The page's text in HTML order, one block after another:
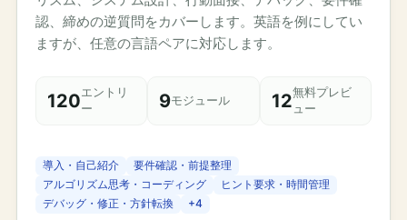
認、締めの逆質問をカバーします。英語を例にしてい
ますが、任意の言語ペアに対応します。
120エントリ
ー
9モジュール 12無料プレビ
ュー
導入・自己紹介
要件確認・前提整理
アルゴリズム思考・コーディング
ヒント要求・時間管理
デバッグ・修正・方針転換
+4